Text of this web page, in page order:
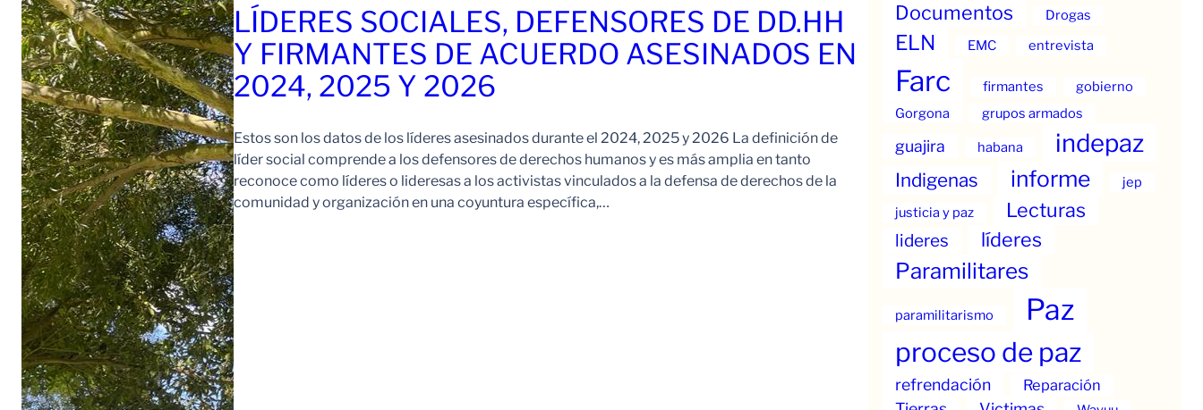
LÍDERES SOCIALES, DEFENSORES DE DD.HH
Y FIRMANTES DE ACUERDO ASESINADOS EN
2024, 2025 Y 2026
Estos son los datos de los líderes asesinados durante el 2024, 2025 y 2026 La definición de
líder social comprende a los defensores de derechos humanos y es más amplia en tanto
reconoce como líderes o lideresas a los activistas vinculados a la defensa de derechos de la
comunidad y organización en una coyuntura específica,…
Documentos Drogas
ELN EMC entrevista
Farc firmantes
gobierno
Gorgona
grupos armados
guajira habana indepaz
Indigenas informe
jep
justicia y paz
Lecturas
lideres líderes
Paramilitares
paramilitarismo Paz
proceso de paz
refrendación Reparación